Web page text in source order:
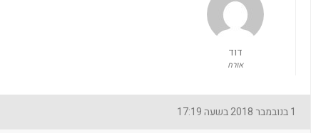
דוד
אורח
1 בנובמבר 2018 בשעה 17:19